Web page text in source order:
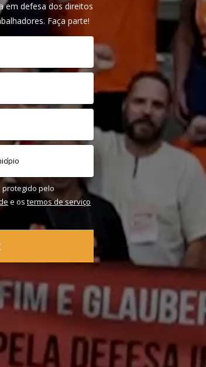
em defesa dos direitos
Faça parte!
protegido pelo
e os termos de serviço